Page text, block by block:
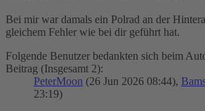
Bei mir war damals ein Polrad an der
gleichem Fehler wie bei dir geführt hat.
Folgende Benutzer bedankten sich beim
Beitrag (Insgesamt 2):
PeterMoon (26 Jun 2026 08:44),
23:19)